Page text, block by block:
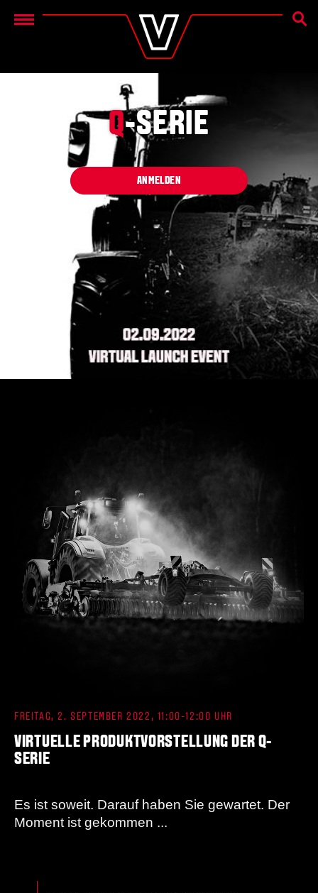
Menu
Q-SERIE
ANMELDEN
FREITAG, 2. SEPTEMBER 2022, 11:00-12:00 UHR
VIRTUELLE PRODUKTVORSTELLUNG DER Q-
SERIE
Es ist soweit. Darauf haben Sie gewartet. Der
Moment ist gekommen ...